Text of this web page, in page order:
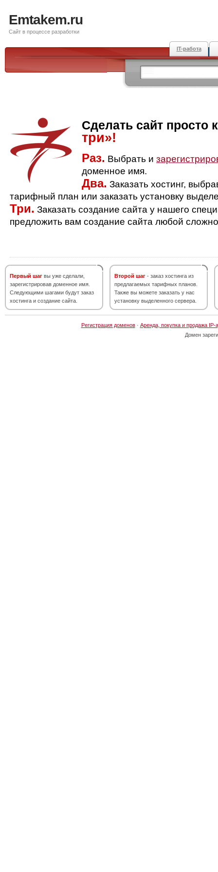
Emtakem.ru
Сайт в процессе разработки
IT-работа
Сделать сайт просто
три»!
Раз. Выбрать и
доменное имя.
Два. Заказать хостинг,
тарифный план или заказать установку
Три. Заказать создание сайта у нашего
предложить вам создание сайта любой
Первый шаг вы уже сделали,
зарегистрировав доменное имя.
Следующими шагами будут заказ
хостинга и создание сайта.
Второй шаг - заказ хостинга из
предлагаемых тарифных планов.
Также вы можете заказать у нас
установку выделенного сервера.
Регистрация доменов· Аренда, покупка и продажа IP-
Домен